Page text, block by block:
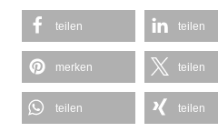
teilen teilen
merken teilen
teilen teilen